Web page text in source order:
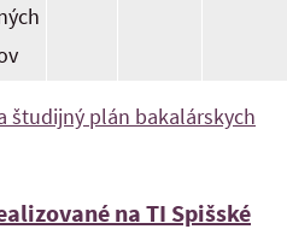
študijný plán bakalárskych
na TI Spišské